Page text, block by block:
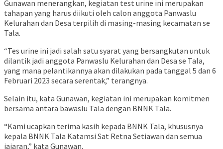
Gunawan menerangkan, kegiatan test urine ini merupakan
tahapan yang harus diikuti oleh calon anggota Panwaslu
Kelurahan dan Desa terpilih di masing-masing kecamatan se
Tala.
“Tes urine ini jadi salah satu syarat yang bersangkutan untuk
dilantik jadi anggota Panwaslu Kelurahan dan Desa se Tala,
yang mana pelantikannya akan dilakukan pada tanggal 5 dan 6
Februari 2023 secara serentak,” terangnya.
Selain itu, kata Gunawan, kegiatan ini merupakan komitmen
bersama antara bawaslu Tala dengan BNNK Tala.
“Kami ucapkan terima kasih kepada BNNK Tala, khususnya
kepala BNNK Tala Katamsi Sat Retna Setiawan dan semua
jajaran,” kata Gunawan.